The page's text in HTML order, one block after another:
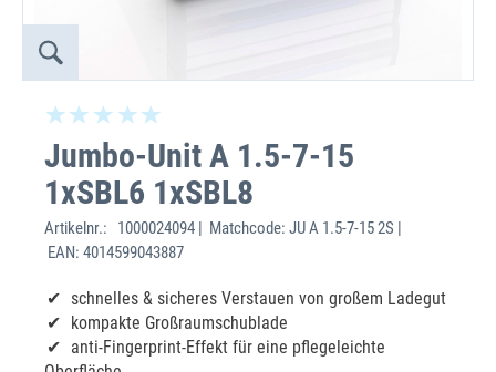
Jumbo-Unit A 1.5-7-15
1xSBL6 1xSBL8
Artikelnr.:
1000024094 | Matchcode: JU A 1.5-7-15 2S |
EAN: 4014599043887
schnelles & sicheres Verstauen von großem Ladegut
kompakte Großraumschublade
anti-Fingerprint-Effekt für eine pflegeleichte